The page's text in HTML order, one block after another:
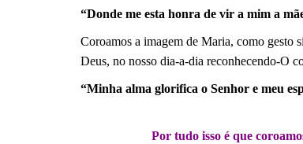
“Donde me esta honra de vir a mim a
Coroamos a imagem de Maria, como gesto
Deus, no nosso dia-a-dia reconhecendo-O
“Minha alma glorifica o Senhor e meu
Por tudo isso é que